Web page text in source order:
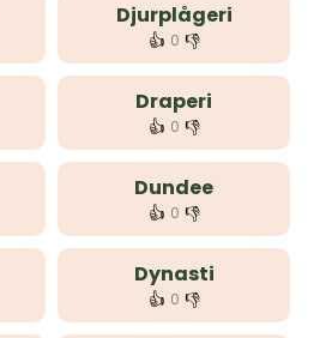
Djurplågeri
👍 0 👎
Draperi
👍 0 👎
Dundee
👍 0 👎
Dynasti
👍 0 👎